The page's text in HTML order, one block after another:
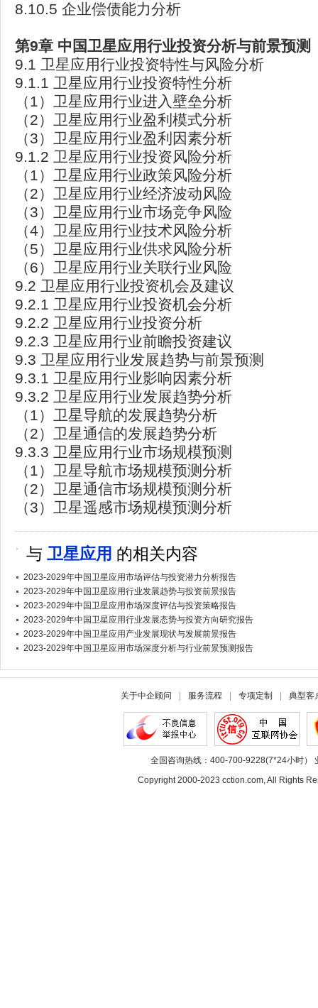
8.10.5 企业偿债能力分析
第9章 中国卫星应用行业投资分析与前景预测
9.1 卫星应用行业投资特性与风险分析
9.1.1 卫星应用行业投资特性分析
（1）卫星应用行业进入壁垒分析
（2）卫星应用行业盈利模式分析
（3）卫星应用行业盈利因素分析
9.1.2 卫星应用行业投资风险分析
（1）卫星应用行业政策风险分析
（2）卫星应用行业经济波动风险
（3）卫星应用行业市场竞争风险
（4）卫星应用行业技术风险分析
（5）卫星应用行业供求风险分析
（6）卫星应用行业关联行业风险
9.2 卫星应用行业投资机会及建议
9.2.1 卫星应用行业投资机会分析
9.2.2 卫星应用行业投资分析
9.2.3 卫星应用行业前瞻投资建议
9.3 卫星应用行业发展趋势与前景预测
9.3.1 卫星应用行业影响因素分析
9.3.2 卫星应用行业发展趋势分析
（1）卫星导航的发展趋势分析
（2）卫星通信的发展趋势分析
9.3.3 卫星应用行业市场规模预测
（1）卫星导航市场规模预测分析
（2）卫星通信市场规模预测分析
（3）卫星遥感市场规模预测分析
与 卫星应用 的相关内容
2023-2029年中国卫星应用市场评估与投资潜力分析报告
2023-2029年中国卫星应用行业发展趋势与投资前景报告
2023-2029年中国卫星应用市场深度评估与投资策略报告
2023-2029年中国卫星应用行业发展态势与投资方向研究报告
2023-2029年中国卫星应用产业发展现状与发展前景报告
2023-2029年中国卫星应用市场深度分析与行业前景预测报告
关于中企顾问 服务流程 专项定制 典型客
全国咨询热线：400-700-9228(7*24小时）
Copyright 2000-2023 cction.com, All Rights